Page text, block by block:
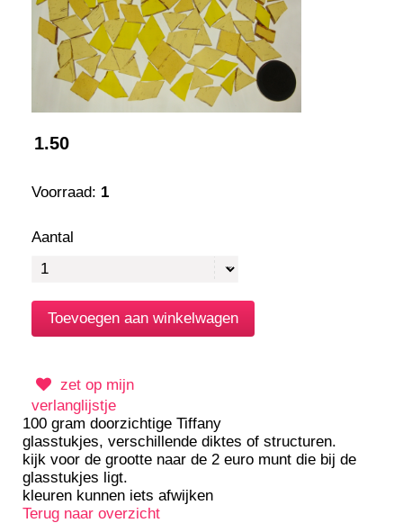
1.50
Voorraad: 1
Aantal
zet op mijn
verlanglijstje
100 gram doorzichtige Tiffany
glasstukjes, verschillende diktes of structuren.
kijk voor de grootte naar de 2 euro munt die bij de
glasstukjes ligt.
kleuren kunnen iets afwijken
Terug naar overzicht